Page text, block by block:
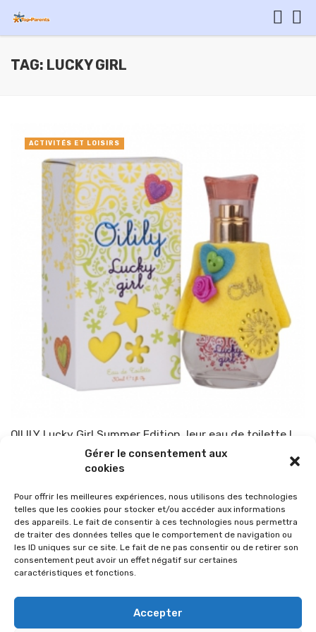
Gérer le consentement aux
cookies
Pour offrir les meilleures expériences, nous utilisons des technologies
telles que les cookies pour stocker et/ou accéder aux informations
des appareils. Le fait de consentir à ces technologies nous permettra
de traiter des données telles que le comportement de navigation ou
les ID uniques sur ce site. Le fait de ne pas consentir ou de retirer son
consentement peut avoir un effet négatif sur certaines
caractéristiques et fonctions.
Accepter
TAG: LUCKY GIRL
OILILY Lucky Girl Summer Edition, leur eau de toilette !
TOP-PARENTS 4 juin 2013
ACTIVITÉS ET LOISIRS